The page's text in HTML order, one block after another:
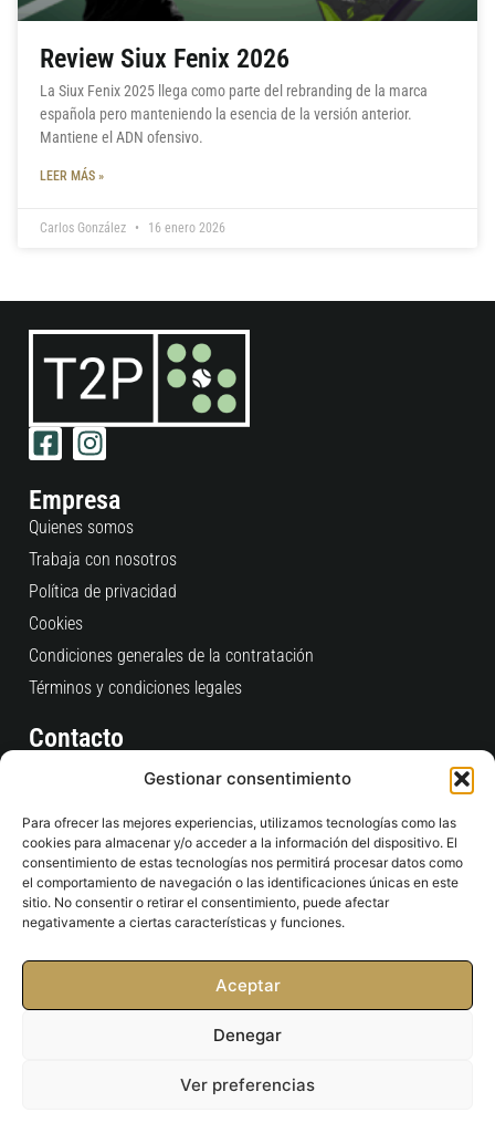
Gestionar consentimiento
Para ofrecer las mejores experiencias, utilizamos tecnologías como las
cookies para almacenar y/o acceder a la información del dispositivo. El
consentimiento de estas tecnologías nos permitirá procesar datos como
el comportamiento de navegación o las identificaciones únicas en este
sitio. No consentir o retirar el consentimiento, puede afectar
negativamente a ciertas características y funciones.
Aceptar
Denegar
Ver preferencias
Review Siux Fenix 2026
La Siux Fenix 2025 llega como parte del rebranding de la marca
española pero manteniendo la esencia de la versión anterior.
Mantiene el ADN ofensivo.
LEER MÁS »
Carlos González 16 enero 2026
Empresa
Quienes somos
Trabaja con nosotros
Política de privacidad
Cookies
Condiciones generales de la contratación
Términos y condiciones legales
Contacto
Consultas Pedidos Web
+34 910 609 684
L-V: 9:00 / 19:00
Tienda Física
C/ San Ramón Nonato, 4 Esquina Pº Castellana, 234
28046 - Madrid
contacto@time2padel.com